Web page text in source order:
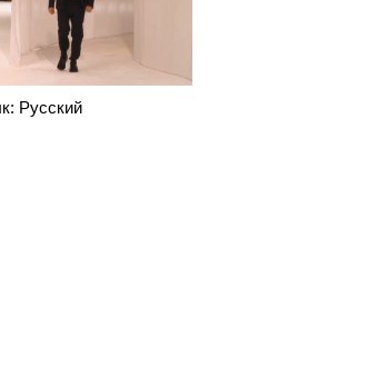
: Русский